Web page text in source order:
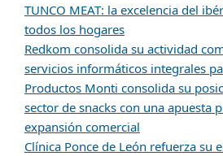
TUNCO MEAT: la excelencia del
todos los hogares
Redkom consolida su actividad
servicios informáticos integrales
Productos Monti consolida su
sector de snacks con una apuesta
expansión comercial
Clínica Ponce de León refuerza su